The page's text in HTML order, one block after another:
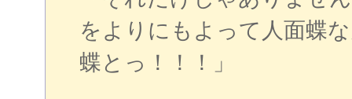
をよりにもよって人面蝶
蝶とっ！！！」